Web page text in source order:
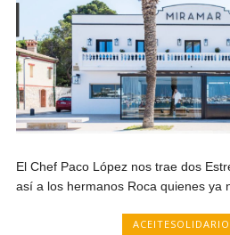
El Chef Paco López nos trae dos
así a los hermanos Roca quienes ya
ACEITESOLIDARIO